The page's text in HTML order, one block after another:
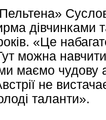
дівчинками
«Це
можна
маємо
не
таланти».